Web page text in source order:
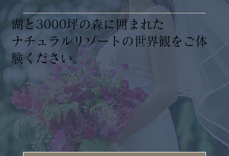
湖と3000坪の森に囲まれた
ナチュラルリゾートの世界観をご体
験ください。